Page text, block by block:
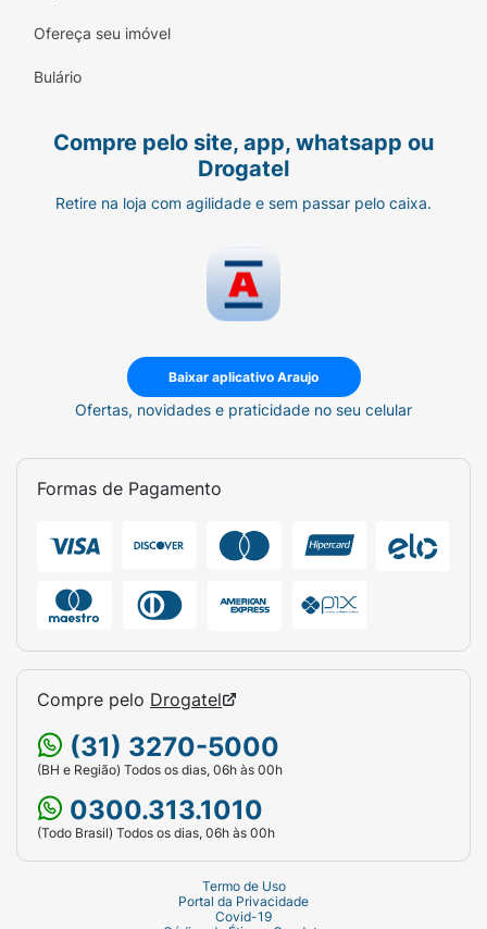
Ofereça seu imóvel
Bulário
Compre pelo site, app, whatsapp ou
Drogatel
Retire na loja com agilidade e sem passar pelo caixa.
Baixar aplicativo Araujo
Ofertas, novidades e praticidade no seu celular
Formas de Pagamento
Compre pelo Drogatel
(31) 3270-5000
(BH e Região) Todos os dias, 06h às 00h
0300.313.1010
(Todo Brasil) Todos os dias, 06h às 00h
Termo de Uso
Portal da Privacidade
Covid-19